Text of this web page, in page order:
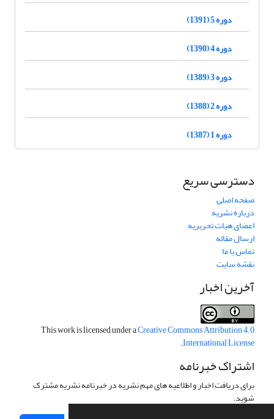
دوره 5 (1391)
دوره 4 (1390)
دوره 3 (1389)
دوره 2 (1388)
دوره 1 (1387)
دسترسی سریع
صفحه اصلی
درباره نشریه
اعضای هیات تحریریه
ارسال مقاله
تماس با ما
نقشه سایت
آخرین اخبار
This work is licensed under aCreative Commons Attribution 4.0
International License
.
اشتراک خبرنامه
برای دریافت اخبار و اطلاعیه های مهم نشریه در خبرنامه نشریه مشترک
شوید.